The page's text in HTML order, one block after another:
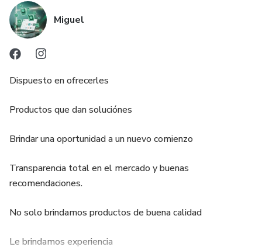
Miguel
Dispuesto en ofrecerles
Productos que dan soluciónes
Brindar una oportunidad a un nuevo comienzo
Transparencia total en el mercado y buenas
recomendaciones.
No solo brindamos productos de buena calidad
Le brindamos experiencia